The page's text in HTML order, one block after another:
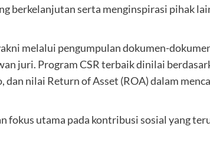
berkelanjutan serta menginspirasi pihak
melalui pengumpulan dokumen-
juri. Program CSR terbaik dinilai
nilai Return of Asset (ROA) dalam
fokus utama pada kontribusi sosial yang